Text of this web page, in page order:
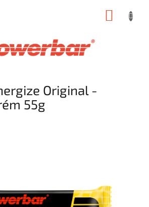
Original -
55g